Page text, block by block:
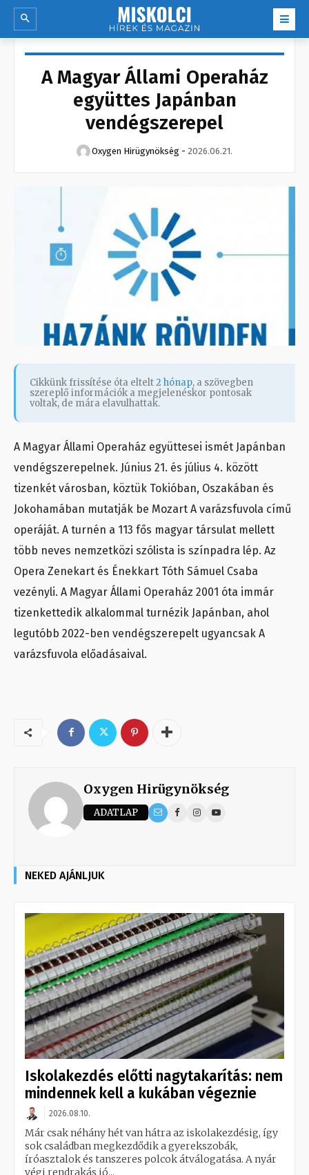
A Magyar Állami Operaház
együttes Japánban
vendégszerepel
Oxygen Hirügynökség - 2026.06.21.
Cikkünk frissítése óta eltelt2 hónap, a szövegben
szereplő információk a megjelenéskor pontosak
voltak, de mára elavulhattak.
A Magyar Állami Operaház együttesei ismét Japánban
vendégszerepelnek. Június 21. és július 4. között
tizenkét városban, köztük Tokióban, Oszakában és
Jokohamában mutatják be Mozart A varázsfuvola című
operáját. A turnén a 113 fős magyar társulat mellett
több neves nemzetközi szólista is színpadra lép. Az
Opera Zenekart és Énekkart Tóth Sámuel Csaba
vezényli. A Magyar Állami Operaház 2001 óta immár
tizenkettedik alkalommal turnézik Japánban, ahol
legutóbb 2022-ben vendégszerepelt ugyancsak A
varázsfuvola előadásaival.
Oxygen Hirügynökség
ADATLAP
NEKED AJÁNLJUK
Iskolakezdés előtti nagytakarítás: nem
mindennek kell a kukában végeznie
2026.08.10.
Már csak néhány hét van hátra az iskolakezdésig, így
sok családban megkezdődik a gyerekszobák,
íróasztalok és tanszeres polcok átválogatása. A nyár
végi rendrakás jó...